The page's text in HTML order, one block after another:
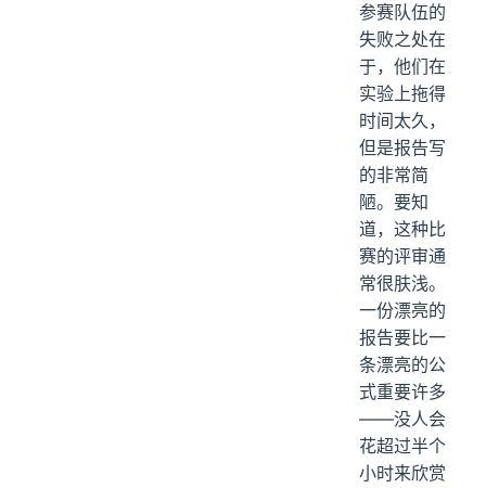
参赛队伍的
失败之处在
于，他们在
实验上拖得
时间太久，
但是报告写
的非常简
陋。要知
道，这种比
赛的评审通
常很肤浅。
一份漂亮的
报告要比一
条漂亮的公
式重要许多
——没人会
花超过半个
小时来欣赏